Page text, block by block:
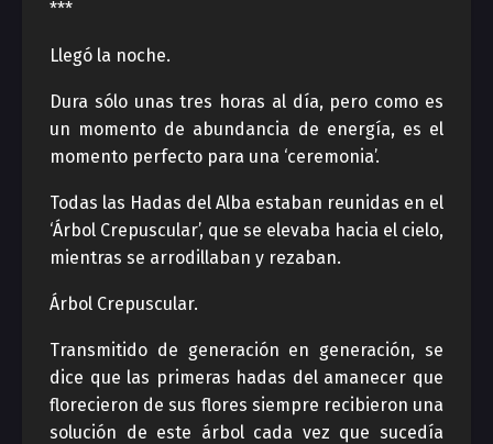
***
Llegó la noche.
Dura sólo unas tres horas al día, pero como es
un momento de abundancia de energía, es el
momento perfecto para una ‘ceremonia’.
Todas las Hadas del Alba estaban reunidas en el
‘Árbol Crepuscular’, que se elevaba hacia el cielo,
mientras se arrodillaban y rezaban.
Árbol Crepuscular.
Transmitido de generación en generación, se
dice que las primeras hadas del amanecer que
florecieron de sus flores siempre recibieron una
solución de este árbol cada vez que sucedía